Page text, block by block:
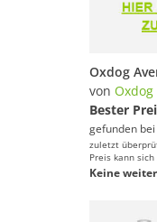
von Oxdog
Bester
gefunden bei
zuletzt
Preis kann
Keine